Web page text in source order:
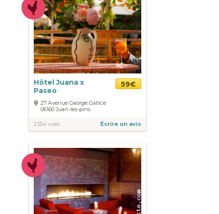
Hôtel Juana x
Paseo
59€
27 Avenue George Gallice
06160 Juan-les-pins
2354 vues Écrire un avis